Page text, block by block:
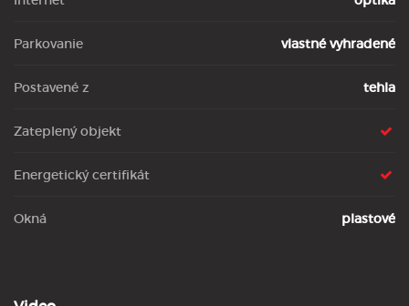
Parkovanie vlastné vyhradené
Postavené z tehla
Zateplený objekt
Energetický certifikát
Okná plastové